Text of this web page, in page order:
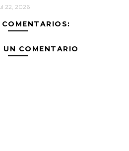
22, 2026
UN COMENTARIO